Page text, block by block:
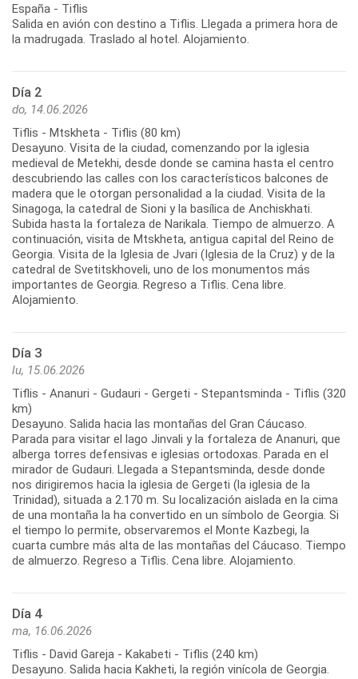
España - Tiflis
Salida en avión con destino a Tiflis. Llegada a primera hora de
Día 2
do, 14.06.2026
Tiflis - Mtskheta - Tiflis (80 km)
Desayuno. Visita de la ciudad, comenzando por la iglesia
medieval de Metekhi, desde donde se camina hasta el centro
descubriendo las calles con los característicos balcones de
madera que le otorgan personalidad a la ciudad. Visita de la
Sinagoga, la catedral de Sioni y la basílica de Anchiskhati.
Subida hasta la fortaleza de Narikala. Tiempo de almuerzo. A
continuación, visita de Mtskheta, antigua capital del Reino de
Georgia. Visita de la Iglesia de Jvari (Iglesia de la Cruz) y de la
catedral de Svetitskhoveli, uno de los monumentos más
importantes de Georgia. Regreso a Tiflis. Cena libre.
Día 3
lu, 15.06.2026
Tiflis - Ananuri - Gudauri - Gergeti - Stepantsminda - Tiflis (320
km)
Desayuno. Salida hacia las montañas del Gran Cáucaso.
Parada para visitar el lago Jinvali y la fortaleza de Ananuri, que
alberga torres defensivas e iglesias ortodoxas. Parada en el
mirador de Gudauri. Llegada a Stepantsminda, desde donde
nos dirigiremos hacia la iglesia de Gergeti (la iglesia de la
Trinidad), situada a 2.170 m. Su localización aislada en la cima
de una montaña la ha convertido en un símbolo de Georgia. Si
el tiempo lo permite, observaremos el Monte Kazbegi, la
cuarta cumbre más alta de las montañas del Cáucaso. Tiempo
Día 4
ma, 16.06.2026
Tiflis - David Gareja - Kakabeti - Tiflis (240 km)
Desayuno. Salida hacia Kakheti, la región vinícola de Georgia.